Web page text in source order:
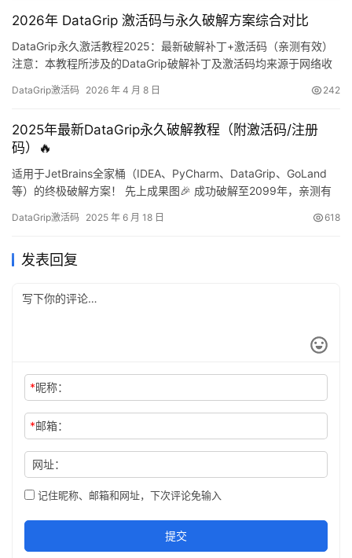
截图，如下图所示，可…
2026年 DataGrip 激活码与永久破解方案综合对比
DataGrip永久激活教程2025：最新破解补丁+激活码（亲测有效）
注意：本教程所涉及的DataGrip破解补丁及激活码均来源于网络收
题，请联系笔者进行删除。如经济条件允许，建议您支持正版软
支持跨平台使用。本文将为您详解如何…
DataGrip激活码 2026 年 4 月 8 日 242
2025年最新DataGrip永久破解教程（附激活码/注册
码）🔥
适用于JetBrains全家桶（IDEA、PyCharm、DataGrip、GoLand
等）的终极破解方案！ 先上成果图🎉 成功破解至2099年，亲测有
产品同样适用哦~ ✨ 第一步：下载DataGrip安装包 还没下载的小伙
DataGrip激活码 2025 年 6 月 18 日 618
发表回复
*昵称：
*邮箱：
网址：
记住昵称、邮箱和网址，下次评论免输入
提交